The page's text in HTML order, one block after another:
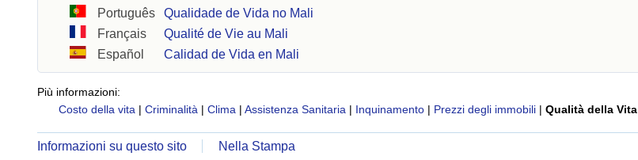
Português
Qualidade de Vida no Mali
Français
Qualité de Vie au Mali
Español
Calidad de Vida en Mali
Più informazioni:
Costo della vita | Criminalità | Clima | Assistenza Sanitaria | Inquinamento | Prezzi degli immobili | Qualità della Vita
Informazioni su questo sito
Nella Stampa